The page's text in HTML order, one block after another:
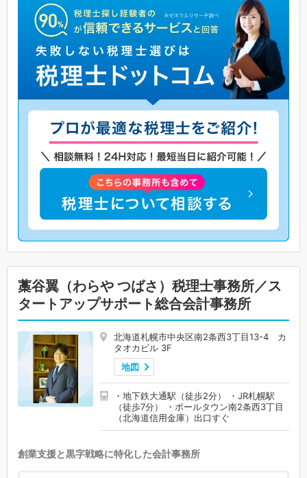
藁谷翼（わらや つばさ）税理士事務所／ス
タートアップサポート総合会計事務所
北海道札幌市中央区南2条西3丁目13-4 カ
タオカビル 3F
地図
・地下鉄大通駅（徒歩2分） ・JR札幌駅
（徒歩7分） ・ポールタウン南2条西3丁目
（北海道信用金庫）出口すぐ
創業支援と黒字戦略に特化した会計事務所